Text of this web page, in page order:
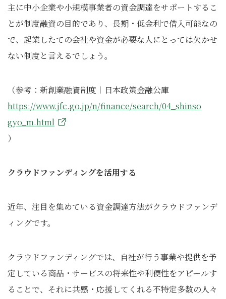
主に中小企業や小規模事業者の資金調達をサポートするこ
とが制度融資の目的であり、長期・低金利で借入可能なの
で、起業したての会社や資金が必要な人にとっては欠かせ
ない制度と言えるでしょう。
（参考：新創業融資制度丨日本政策金融公庫
https://www.jfc.go.jp/n/finance/search/04_shinso
gyo_m.html
）
クラウドファンディングを活用する
近年、注目を集めている資金調達方法がクラウドファンデ
ィングです。
クラウドファンディングでは、自社が行う事業や提供を予
定している商品・サービスの将来性や利便性をアピールす
ることで、それに共感・応援してくれる不特定多数の人々